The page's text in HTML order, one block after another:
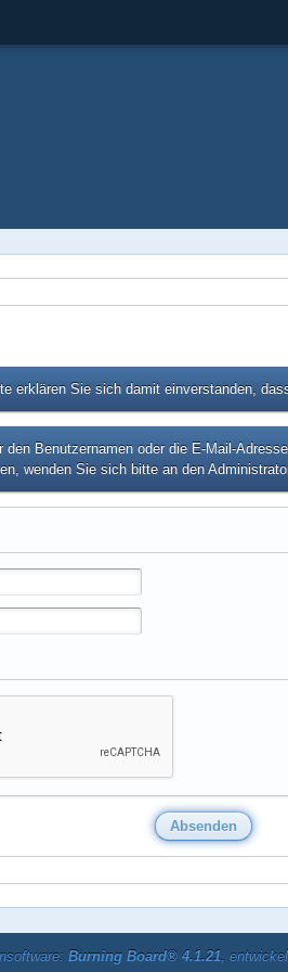
erklären Sie sich damit einverstanden,
Benutzernamen oder die E-Mail-
wenden Sie sich bitte an den
Burning Board® 4.1.21,